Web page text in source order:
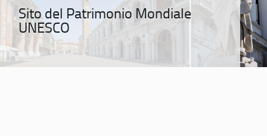
Sito del Patrimonio Mondiale
UNESCO